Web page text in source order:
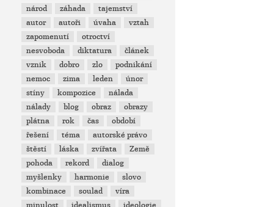
národ
záhada
tajemství
autor
autoři úvaha
vztah
zapomenutí
otroctví
nesvoboda
diktatura
článek
vznik
dobro zlo
podnikání
nemoc
zima leden
únor
stíny
kompozice
nálada
nálady
blog obraz
obrazy
plátna
rok čas
období
řešení
téma
autorské právo
štěstí
láska zvířata
Země
pohoda
rekord
dialog
myšlenky
harmonie
slovo
kombinace
soulad
víra